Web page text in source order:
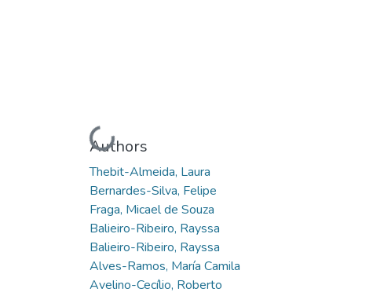
Loading...
Authors
Thebit-Almeida, Laura
Bernardes-Silva, Felipe
Fraga, Micael de Souza
Balieiro-Ribeiro, Rayssa
Balieiro-Ribeiro, Rayssa
Alves-Ramos, María Camila
Avelino-Cecílio, Roberto